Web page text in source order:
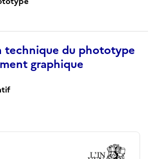
technique du phototype
graphique